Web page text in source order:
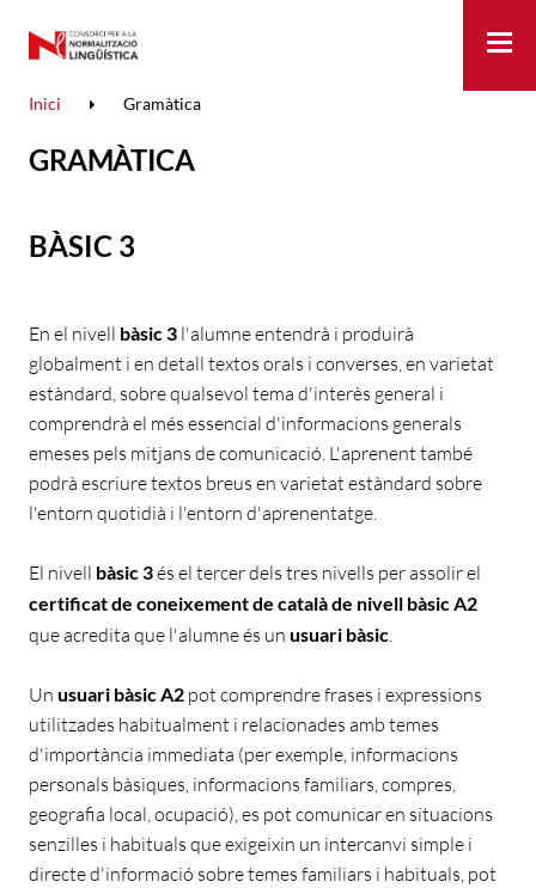
Inici Gramàtica
GRAMÀTICA
BÀSIC 3
En el nivell bàsic 3 l'alumne entendrà i produirà
globalment i en detall textos orals i converses, en varietat
estàndard, sobre qualsevol tema d'interès general i
comprendrà el més essencial d'informacions generals
emeses pels mitjans de comunicació. L'aprenent també
podrà escriure textos breus en varietat estàndard sobre
l'entorn quotidià i l'entorn d'aprenentatge.
El nivell bàsic 3és el tercer dels tres nivells per assolir el
certificat de coneixement de català de nivell bàsic A2
que acredita que l'alumne és un usuari bàsic.
Un usuari bàsic A2 pot comprendre frases i expressions
utilitzades habitualment i relacionades amb temes
d'importància immediata (per exemple, informacions
personals bàsiques, informacions familiars, compres,
geografia local, ocupació), es pot comunicar en situacions
senzilles i habituals que exigeixin un intercanvi simple i
directe d'informació sobre temes familiars i habituals, pot